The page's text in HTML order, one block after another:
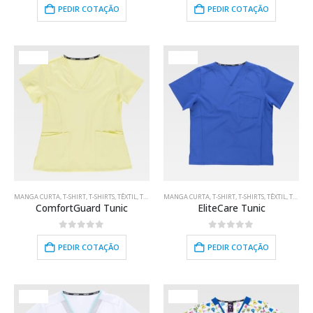
PEDIR COTAÇÃO PEDIR COTAÇÃO
MANGA CURTA,T-SHIRT,T-SHIRTS,TÊXTIL,TRABALHO ,TÚNICA,VESTUÁRIO
ComfortGuard Tunic
0out of 5
PEDIR COTAÇÃO
MANGA CURTA,T-SHIRT,T-SHIRTS,TÊXTIL,TRABALHO
EliteCare Tunic
0out of 5
PEDIR COTAÇÃO